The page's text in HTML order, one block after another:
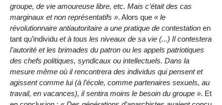
groupe, de vie amoureuse libre, etc. Mais c’était des cas
marginaux et non représentatifs
. Alors que
le
révolutionnaire antiautoritaire a une pratique de contestation en
tant qu’individu et à tous les niveaux de sa vie (...) Il contestera
l’autorité et les brimades du patron ou les appels patriotiques
des chefs politiques, syndicaux ou intellectuels. Dans la
mesure même où il rencontrera des individus qui pensent et
agissent comme lui (à l’école, comme partenaires sexuels, au
travail, en vacances), il sentira moins le besoin du groupe
. Et